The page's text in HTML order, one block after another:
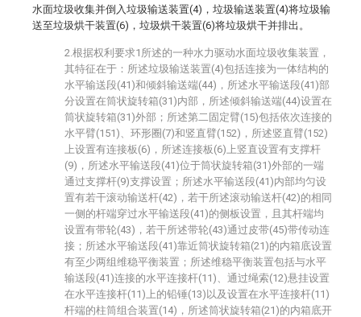
水面垃圾收集并倒入垃圾输送装置(4)，垃圾输送装置(4)将垃圾输
送至垃圾烘干装置(6)，垃圾烘干装置(6)将垃圾烘干并排出。
2.根据权利要求1所述的一种水力驱动水面垃圾收集装置，
其特征在于：所述垃圾输送装置(4)包括连接为一体结构的
水平输送段(41)和倾斜输送端(44)，所述水平输送段(41)部
分设置在筒状旋转箱(31)内部，所述倾斜输送端(44)设置在
筒状旋转箱(31)外部；所述第二固定臂(15)包括依次连接的
水平臂(151)、环形圈(7)和竖直臂(152)，所述竖直臂(152)
上设置有连接板(6)，所述连接板(6)上竖直设置有支撑杆
(9)，所述水平输送段(41)位于筒状旋转箱(31)外部的一端
通过支撑杆(9)支撑设置；所述水平输送段(41)内部均匀设
置有若干滚动输送杆(42)，若干所述滚动输送杆(42)的相同
一侧的杆端穿过水平输送段(41)的侧板设置，且其杆端均
设置有带轮(43)，若干所述带轮(43)通过皮带(45)带传动连
接；所述水平输送段(41)靠近筒状旋转箱(21)的内箱底设置
有至少两组维稳平衡装置；所述维稳平衡装置包括与水平
输送段(41)连接的水平连接杆(11)、通过绳索(12)悬挂设置
在水平连接杆(11)上的铅锤(13)以及设置在水平连接杆(11)
杆端的柱筒组合装置(14)，所述筒状旋转箱(21)的内箱底开